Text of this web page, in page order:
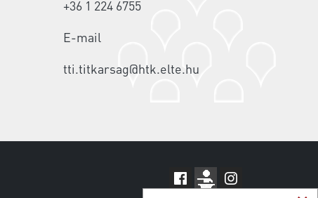
+36 1 224 6755
E-mail
tti.titkarsag@htk.elte.hu